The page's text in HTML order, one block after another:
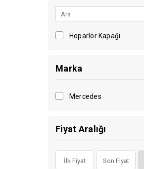
Hoparlör Kapağı
Marka
Mercedes
Fiyat Aralığı